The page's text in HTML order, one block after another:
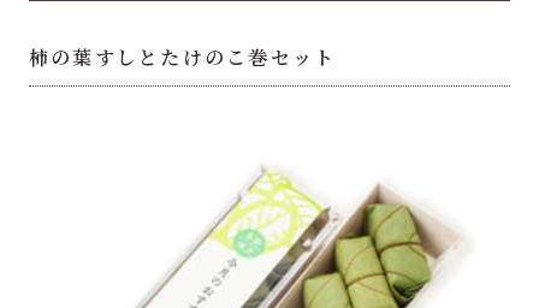
柿の葉すしとたけのこ巻セット